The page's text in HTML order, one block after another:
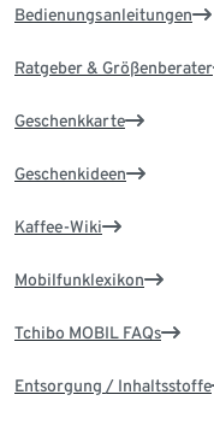
Bedienungsanleitungen
Ratgeber & Größenberater
Geschenkkarte
Geschenkideen
Kaffee-Wiki
Mobilfunklexikon
Tchibo MOBIL FAQs
Entsorgung / Inhaltsstoffe